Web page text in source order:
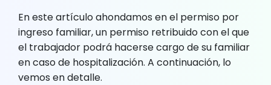
En este artículo ahondamos en el permiso por
ingreso familiar, un permiso retribuido con el que
el trabajador podrá hacerse cargo de su familiar
en caso de hospitalización. A continuación, lo
vemos en detalle.